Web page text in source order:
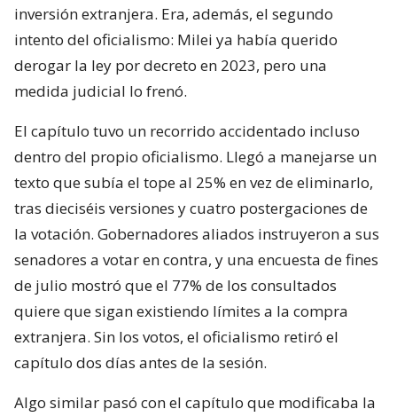
inversión extranjera. Era, además, el segundo
intento del oficialismo: Milei ya había querido
derogar la ley por decreto en 2023, pero una
medida judicial lo frenó.
El capítulo tuvo un recorrido accidentado incluso
dentro del propio oficialismo. Llegó a manejarse un
texto que subía el tope al 25% en vez de eliminarlo,
tras dieciséis versiones y cuatro postergaciones de
la votación. Gobernadores aliados instruyeron a sus
senadores a votar en contra, y una encuesta de fines
de julio mostró que el 77% de los consultados
quiere que sigan existiendo límites a la compra
extranjera. Sin los votos, el oficialismo retiró el
capítulo dos días antes de la sesión.
Algo similar pasó con el capítulo que modificaba la